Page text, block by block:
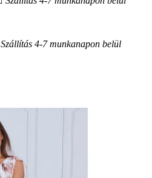
Szállítás 4-7 munkanapon belül